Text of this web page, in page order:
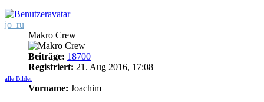
jo_ru
Makro Crew
Beiträge: 18700
Registriert: 21. Aug 2016, 17:08
alle Bilder
Vorname: Joachim